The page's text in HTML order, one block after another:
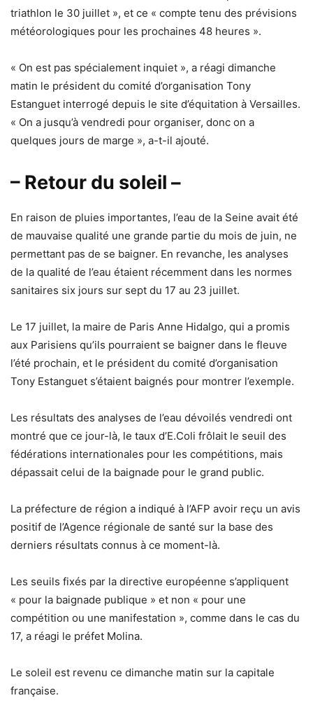
triathlon le 30 juillet », et ce « compte tenu des prévisions
météorologiques pour les prochaines 48 heures ».
« On est pas spécialement inquiet », a réagi dimanche
matin le président du comité d’organisation Tony
Estanguet interrogé depuis le site d’équitation à Versailles.
« On a jusqu’à vendredi pour organiser, donc on a
quelques jours de marge », a-t-il ajouté.
– Retour du soleil –
En raison de pluies importantes, l’eau de la Seine avait été
de mauvaise qualité une grande partie du mois de juin, ne
permettant pas de se baigner. En revanche, les analyses
de la qualité de l’eau étaient récemment dans les normes
sanitaires six jours sur sept du 17 au 23 juillet.
Le 17 juillet, la maire de Paris Anne Hidalgo, qui a promis
aux Parisiens qu’ils pourraient se baigner dans le fleuve
l’été prochain, et le président du comité d’organisation
Tony Estanguet s’étaient baignés pour montrer l’exemple.
Les résultats des analyses de l’eau dévoilés vendredi ont
montré que ce jour-là, le taux d’E.Coli frôlait le seuil des
fédérations internationales pour les compétitions, mais
dépassait celui de la baignade pour le grand public.
La préfecture de région a indiqué à l’AFP avoir reçu un avis
positif de l’Agence régionale de santé sur la base des
derniers résultats connus à ce moment-là.
Les seuils fixés par la directive européenne s’appliquent
« pour la baignade publique » et non « pour une
compétition ou une manifestation », comme dans le cas du
17, a réagi le préfet Molina.
Le soleil est revenu ce dimanche matin sur la capitale
française.